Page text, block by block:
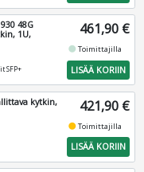
48G
1U,
SFP+
461,90 €
fiber_manual_recordToimittajilla
LISÄÄ KORIIN
kytkin,
421,90 €
fiber_manual_recordToimittajilla
LISÄÄ KORIIN